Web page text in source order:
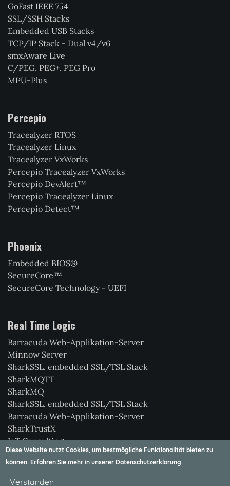
GoFast IEEE 754
SSL/SSH Stacks
Embedded USB Stacks
TCP/IP Stack - Dual v4/v6
smxAware Live
C/PEG, PEG+, PEG Pro
MPU-Plus
Percepio
Tracealyzer RTOS
Tracealyzer Linux
Tracealyzer VxWorks
Percepio Tracealyzer VxWorks
Percepio DevAlert™
Percepio Tracealyzer Linux
Percepio Detect™
Phoenix
Embedded BIOS®
SecureCore™
SecureCore Technology - UEFI
Real Time Logic
Barracuda Web-Applikation-Server
Minnow Server
SharkSSL, embedded SSL/TSL Stack
SharkMQTT
SharkMQ
SharkSSL, embedded SSL/TSL Stack
Barracuda Web-Applikation-Server
SharkTrustX
IoT Consulting
Xedge
Diese Website nutzt Cookies, um bestmögliche Funktionalität bieten zu
können. Erfahren Sie mehr in unserer Datenschutzerklärung.
Verstanden